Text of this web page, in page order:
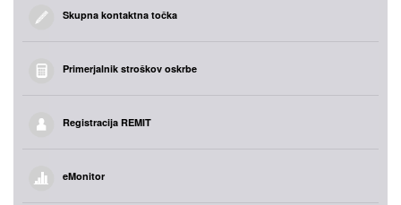
Skupna kontaktna točka
Primerjalnik stroškov oskrbe
Registracija REMIT
eMonitor